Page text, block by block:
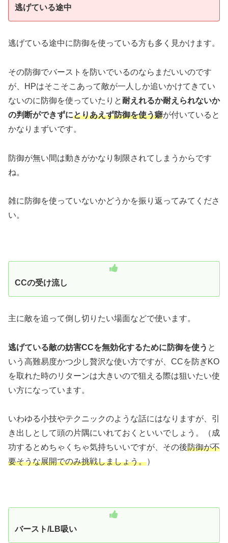
逃げている途中
逃げている途中に防御を使っている方も多く見かけます。
その防御でバーストを防いでいるのならまだいいのです
が、HPはそこそこあって敵が一人しか追いかけてきてい
ないのに防御を使っていたりと耐えれるか耐えられないか
の判断ができずにとりあえず防御を使う癖が付いていると
かなりまずいです。
防御が無い間は動きがかなり制限されてしまうからです
ね。
雑に防御を使っていないかどうかを振り返ってみてくださ
い。
CCの受け流し
主に敵を追って倒し切りたい場面などで使います。
逃げている敵の妨害CCを無効化するために防御を使う と
いう高難易度かつ少し贅沢な使い方ですが、CCを防ぎKO
を取れた時のリターンは大きいので狙える際は狙いたい使
い方になっています。
いわゆる小技やテクニックのような話にはなりますが、引
き出しとして頭の片隅にいれておくといいでしょう。（成
功するとめちゃくちゃ気持ちいいですが、その後防御が不
要そうな展開でのみ挑戦しましょう。）
バースト/LB吸い